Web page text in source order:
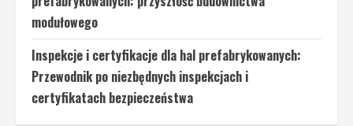
modułowego
Inspekcje i certyfikacje dla hal prefabrykowanych:
Przewodnik po niezbędnych inspekcjach i
certyfikatach bezpieczeństwa